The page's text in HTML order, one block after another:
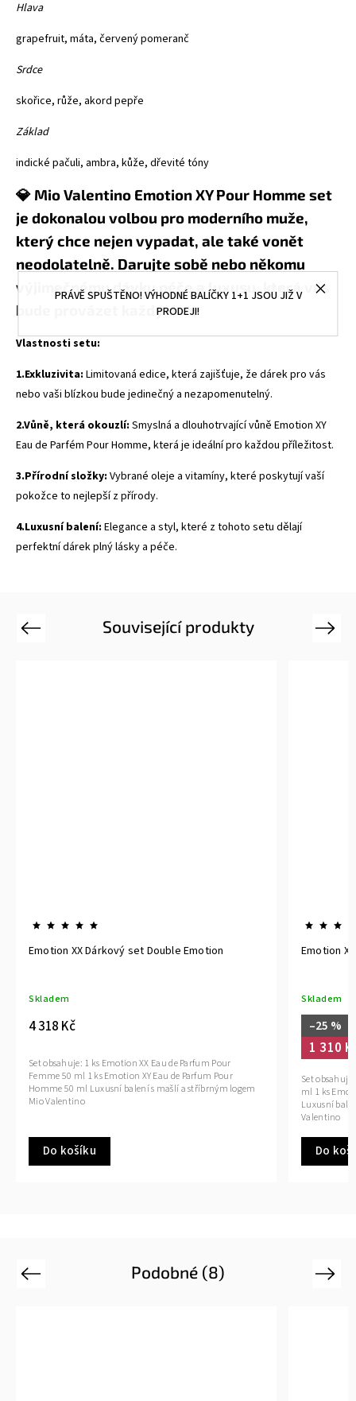
PRÁVĚ SPUŠTĚNO! VÝHODNÉ BALÍČKY 1+1 JSOU JIŽ V
PRODEJI!
Hlava
grapefruit, máta, červený pomeranč
Srdce
skořice, růže, akord pepře
Základ
indické pačuli, ambra, kůže, dřevité tóny
💎 Mio Valentino Emotion XY Pour Homme set
je dokonalou volbou pro moderního muže,
který chce nejen vypadat, ale také vonět
neodolatelně. Darujte sobě nebo někomu
výjimečnému dávku péče a luxusu, která vás
bude provázet každý den.
Vlastnosti setu:
1.Exkluzivita: Limitovaná edice, která zajišťuje, že dárek pro vás
nebo vaši blízkou bude jedinečný a nezapomenutelný.
2.Vůně, která okouzlí: Smyslná a dlouhotrvající vůně Emotion XY
Eau de Parfém Pour Homme, která je ideální pro každou příležitost.
3.Přírodní složky: Vybrané oleje a vitamíny, které poskytují vaší
pokožce to nejlepší z přírody.
4.Luxusní balení: Elegance a styl, které z tohoto setu dělají
perfektní dárek plný lásky a péče.
Související produkty
Previous
logem
Emotion XX Dárkový set Firming Care
Set obsahuje: 1 ks Emotion XX Parfémovaný Tělový Olej 50
ml 1 ks Emotion XX Zpevňující Tělové Mléko 200 ml
Luxusní balení se srdíčkem, mašlí a stříbrným logem Mio
Next
Podobné (8)
Previous Next